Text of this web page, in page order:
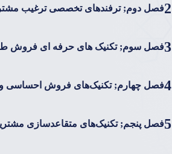
2فصل دوم; ترفندهای تخصصی ترغیب
3فصل سوم; تکنیک های حرفه ای فروش
4فصل چهارم; تکنیک‌های فروش احساسی و
5فصل پنجم; تکنیک‌های متقاعدسازی